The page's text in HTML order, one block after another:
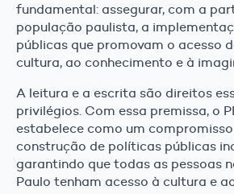
fundamental: assegurar, com a
população paulista, a
públicas que promovam o acesso
cultura, ao conhecimento e à
A leitura e a escrita são direitos
privilégios. Com essa premissa, o
estabelece como um
construção de políticas públicas
garantindo que todas as pessoas
Paulo tenham acesso à cultura e